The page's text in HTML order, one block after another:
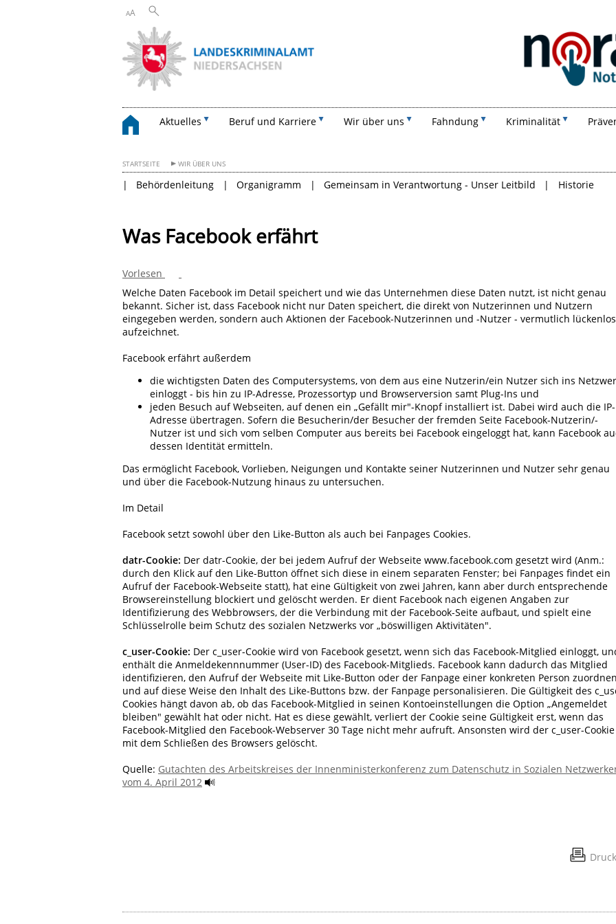
AA
Aktuelles Beruf und Karriere Wir über uns Fahndung Kriminalität
STARTSEITE WIR ÜBER UNS
Behördenleitung Organigramm Gemeinsam in Verantwortung - Unser Leitbild Historie
Was Facebook erfährt
Vorlesen
Welche Daten Facebook im Detail speichert und wie das Unternehmen diese Daten nutzt, ist nicht genau
bekannt. Sicher ist, dass Facebook nicht nur Daten speichert, die direkt von Nutzerinnen und Nutzern
eingegeben werden, sondern auch Aktionen der Facebook-Nutzerinnen und -Nutzer - vermutlich
aufzeichnet.
Facebook erfährt außerdem
die wichtigsten Daten des Computersystems, von dem aus eine Nutzerin/ein Nutzer sich ins
einloggt - bis hin zu IP-Adresse, Prozessortyp und Browserversion samt Plug-Ins und
jeden Besuch auf Webseiten, auf denen ein „Gefällt mir"-Knopf installiert ist. Dabei wird auch die IP-
Adresse übertragen. Sofern die Besucherin/der Besucher der fremden Seite Facebook-Nutzerin/-
Nutzer ist und sich vom selben Computer aus bereits bei Facebook eingeloggt hat, kann Facebook
dessen Identität ermitteln.
Das ermöglicht Facebook, Vorlieben, Neigungen und Kontakte seiner Nutzerinnen und Nutzer sehr genau
und über die Facebook-Nutzung hinaus zu untersuchen.
Im Detail
Facebook setzt sowohl über den Like-Button als auch bei Fanpages Cookies.
datr-Cookie: Der datr-Cookie, der bei jedem Aufruf der Webseite www.facebook.com gesetzt wird (Anm.:
durch den Klick auf den Like-Button öffnet sich diese in einem separaten Fenster; bei Fanpages findet ein
Aufruf der Facebook-Webseite statt), hat eine Gültigkeit von zwei Jahren, kann aber durch entsprechende
Browsereinstellung blockiert und gelöscht werden. Er dient Facebook nach eigenen Angaben zur
Identifizierung des Webbrowsers, der die Verbindung mit der Facebook-Seite aufbaut, und spielt eine
Schlüsselrolle beim Schutz des sozialen Netzwerks vor „böswilligen Aktivitäten".
c_user-Cookie: Der c_user-Cookie wird von Facebook gesetzt, wenn sich das Facebook-Mitglied einloggt,
enthält die Anmeldekennnummer (User-ID) des Facebook-Mitglieds. Facebook kann dadurch das Mitglied
identifizieren, den Aufruf der Webseite mit Like-Button oder der Fanpage einer konkreten Person zuordnen
und auf diese Weise den Inhalt des Like-Buttons bzw. der Fanpage personalisieren. Die Gültigkeit des
Cookies hängt davon ab, ob das Facebook-Mitglied in seinen Kontoeinstellungen die Option „Angemeldet
bleiben" gewählt hat oder nicht. Hat es diese gewählt, verliert der Cookie seine Gültigkeit erst, wenn das
Facebook-Mitglied den Facebook-Webserver 30 Tage nicht mehr aufruft. Ansonsten wird der c_user-Cookie
mit dem Schließen des Browsers gelöscht.
Quelle: Gutachten des Arbeitskreises der Innenministerkonferenz zum Datenschutz in Sozialen
vom 4. April 2012